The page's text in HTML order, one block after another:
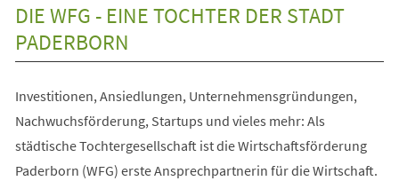
DIE WFG - EINE TOCHTER DER STADT
PADERBORN
Investitionen, Ansiedlungen, Unternehmensgründungen,
Nachwuchsförderung, Startups und vieles mehr: Als
städtische Tochtergesellschaft ist die Wirtschaftsförderung
Paderborn (WFG) erste Ansprechpartnerin für die Wirtschaft.